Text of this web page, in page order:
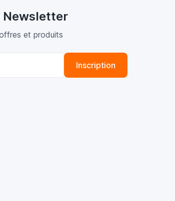
Newsletter
et produits
Inscription